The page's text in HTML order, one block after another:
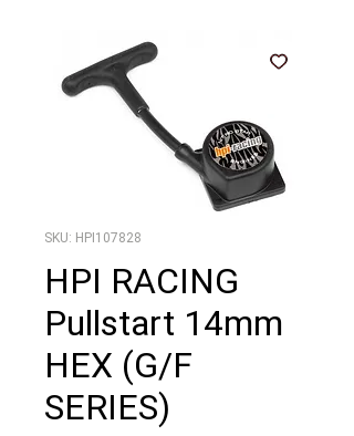
SKU: HPI107828
HPI RACING
Pullstart 14mm
HEX (G/F
SERIES)